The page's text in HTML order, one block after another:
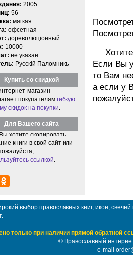
2005
56
мягкая
офсетная
дореволюцiонный
10000
не указан
Русскiй Паломникъ
Купить со скидкой
магазин
покупателям гибкую
скидок на покупки
Для Вашего сайта
хотите скопировать
книги в свой сайт или
ссылкой
Если Вы
то Вам
а если у
выбор православных книг, икон, свечей
только при наличии прямой обратной
© Православный
e-mail